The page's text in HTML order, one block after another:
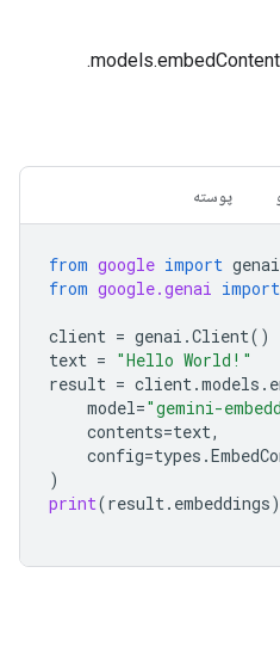
پوسته
from google import genai
from google.genai import
client = genai .Client()
text = "Hello World!"
result = client.models .
model="gemini-
contents=text,
config=types .
)
print(result. embeddings)